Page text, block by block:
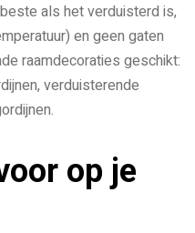
als het verduisterd is,
en geen gaten
raamdecoraties geschikt:
verduisterende
op je